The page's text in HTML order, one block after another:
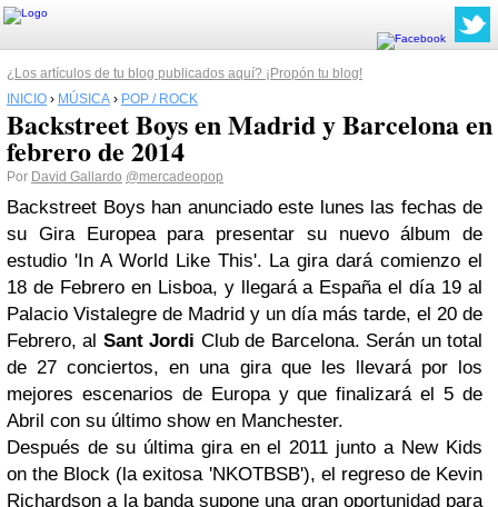
¿Los artículos de tu blog publicados aquí? ¡Propón tu blog!
INICIO › MÚSICA › POP / ROCK
Backstreet Boys en Madrid y Barcelona en
febrero de 2014
Por David Gallardo @mercadeopop
Backstreet Boys han anunciado este lunes las fechas de
su Gira Europea para presentar su nuevo álbum de
estudio 'In A World Like This'. La gira dará comienzo el
18 de Febrero en Lisboa, y llegará a España el día 19 al
Palacio Vistalegre de Madrid y un día más tarde, el 20 de
Febrero, al Sant Jordi Club de Barcelona. Serán un total
de 27 conciertos, en una gira que les llevará por los
mejores escenarios de Europa y que finalizará el 5 de
Abril con su último show en Manchester.
Después de su última gira en el 2011 junto a New Kids
on the Block (la exitosa 'NKOTBSB'), el regreso de Kevin
Richardson a la banda supone una gran oportunidad para